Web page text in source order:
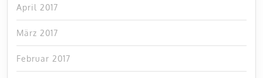
April 2017
März 2017
Februar 2017